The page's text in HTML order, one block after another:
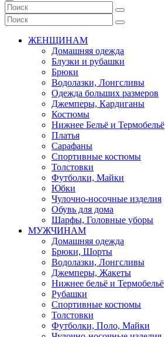
ЖЕНЩИНАМ
Домашняя одежда
Блузки и рубашки
Брюки
Водолазки, Лонгсливы
Одежда больших размеров
Джемперы, Кардиганы
Костюмы
Нижнее Бельё и Термобельё
Платья
Сарафаны
Спортивные костюмы
Толстовки
Футболки, Майки
Юбки
Чулочно-носочные изделия
Обувь для дома
Шарфы, Головные уборы
МУЖЧИНАМ
Домашняя одежда
Брюки, Шорты
Водолазки, Лонгсливы
Джемперы, Жакеты
Нижнее бельё и Термобельё
Рубашки
Спортивные костюмы
Толстовки
Футболки, Поло, Майки